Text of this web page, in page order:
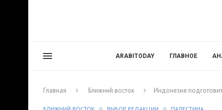
ARABITODAY ГЛАВНОЕ
Главная Ближний восток Индонезия